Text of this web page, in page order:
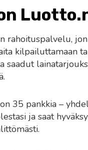
rahoituspalvelu,
kilpailuttamaan
saadut
35 pankkia –
ja saat